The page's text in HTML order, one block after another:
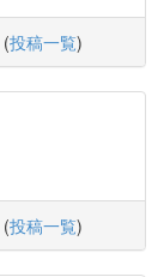
(投稿一覧)
(投稿一覧)